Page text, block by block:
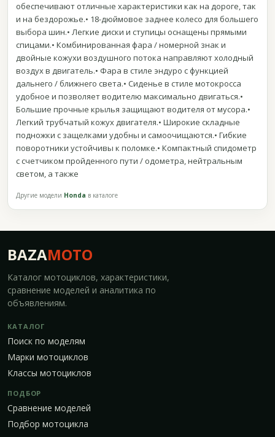
обеспечивают отличные характеристики как на дороге, так
и на бездорожье.• 18-дюймовое заднее колесо для большего
выбора шин.• Легкие диски и ступицы оснащены прямыми
спицами.• Комбинированная фара / номерной знак и
двойные кожухи воздушного потока направляют холодный
воздух в двигатель.• Фара в стиле эндуро с функцией
дальнего / ближнего света.• Сиденье в стиле мотокросса
удобное и позволяет водителю максимально двигаться.•
Большие прочные крылья защищают водителя от мусора.•
Легкий трубчатый кожух двигателя.• Широкие складные
подножки с защелками удобны и самоочищаются.• Гибкие
поворотники устойчивы к поломке.• Компактный спидометр
с счетчиком пройденного пути / одометра, нейтральным
светом, а также
Другие модели Honda в каталоге
BAZAMOTO
Каталог мотоциклов, характеристики,
сравнение моделей и аналитика по
объявлениям.
КАТАЛОГ
Поиск по моделям
Марки мотоциклов
Классы мотоциклов
ПОДБОР
Сравнение моделей
Подбор мотоцикла